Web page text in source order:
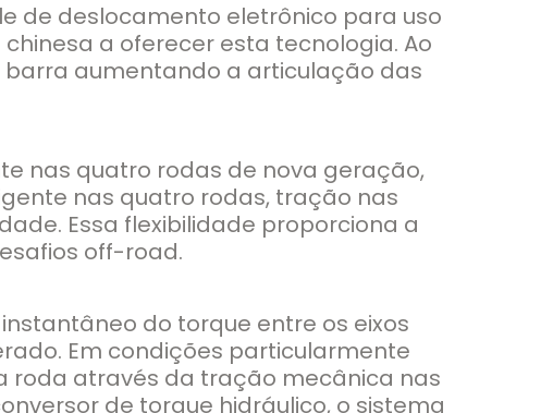
de deslocamento eletrônico para uso
a oferecer esta tecnologia. Ao
aumentando a articulação das
nas quatro rodas de nova geração,
nas quatro rodas, tração nas
Essa flexibilidade proporciona a
off-road.
do torque entre os eixos
Em condições particularmente
roda através da tração mecânica nas
de torque hidráulico, o sistema